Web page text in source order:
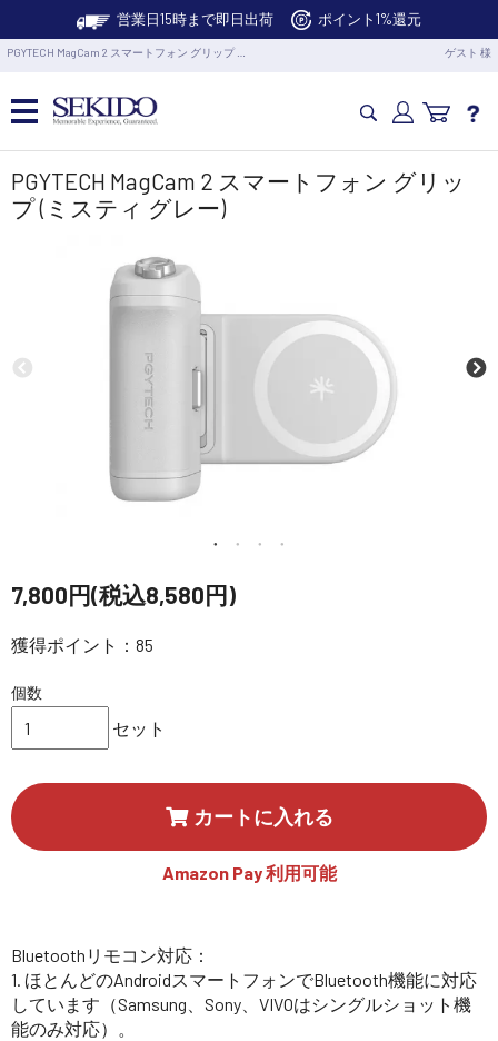
営業日15時まで即日出荷 ポイント1%還元
PGYTECH MagCam 2 スマートフォン グリップ … ゲスト 様
カメラドローン・生活家電
業務用ドローン・業務関連製品
水中ドローン(ROV)・水中スクーター
定期配信!
サポート・Q&A / 法人・学生のお客様
SEKIDO
PGYTECH MagCam 2 スマートフォン グリッ
プ (ミスティ グレー)
7,800円(税込8,580円)
獲得ポイント：85
個数
セット
カートに入れる
Amazon Pay 利用可能
Bluetoothリモコン対応：
1. ほとんどのAndroidスマートフォンでBluetooth機能に対応
しています（Samsung、Sony、VIVOはシングルショット機
能のみ対応）。